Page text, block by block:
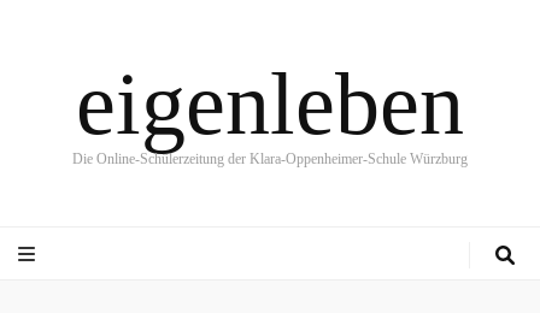
eigenleben
Die Online-Schülerzeitung der Klara-Oppenheimer-Schule Würzburg